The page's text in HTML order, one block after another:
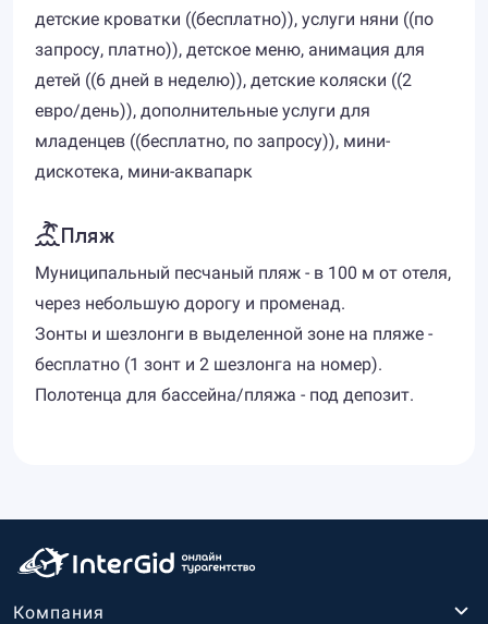
детские кроватки ((бесплатно)), услуги няни ((по
запросу, платно)), детское меню, анимация для
детей ((6 дней в неделю)), детские коляски ((2
евро/день)), дополнительные услуги для
младенцев ((бесплатно, по запросу)), мини-
дискотека, мини-аквапарк
Пляж
Муниципальный песчаный пляж - в 100 м от отеля,
через небольшую дорогу и променад.
Зонты и шезлонги в выделенной зоне на пляже -
бесплатно (1 зонт и 2 шезлонга на номер).
Полотенца для бассейна/пляжа - под депозит.
Компания